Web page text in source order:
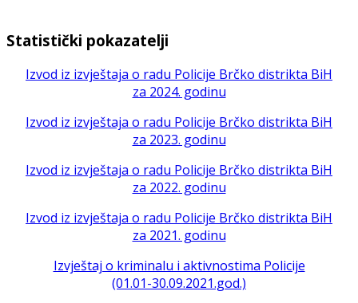
Statistički pokazatelji
Izvod iz izvještaja o radu Policije Brčko distrikta BiH
za 2024. godinu
Izvod iz izvještaja o radu Policije Brčko distrikta BiH
za 2023. godinu
Izvod iz izvještaja o radu Policije Brčko distrikta BiH
za 2022. godinu
Izvod iz izvještaja o radu Policije Brčko distrikta BiH
za 2021. godinu
Izvještaj o kriminalu i aktivnostima Policije
(01.01-30.09.2021.god.)